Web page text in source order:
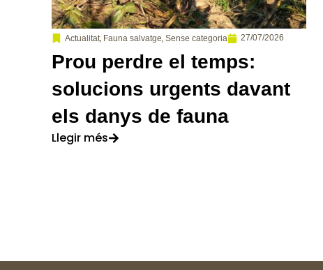
Actualitat, Fauna salvatge, Sense categoria 27/07/2026
Prou perdre el temps:
solucions urgents davant
els danys de fauna
Llegir més